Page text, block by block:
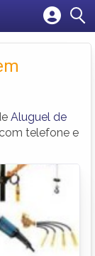
Aluguel de
telefone e